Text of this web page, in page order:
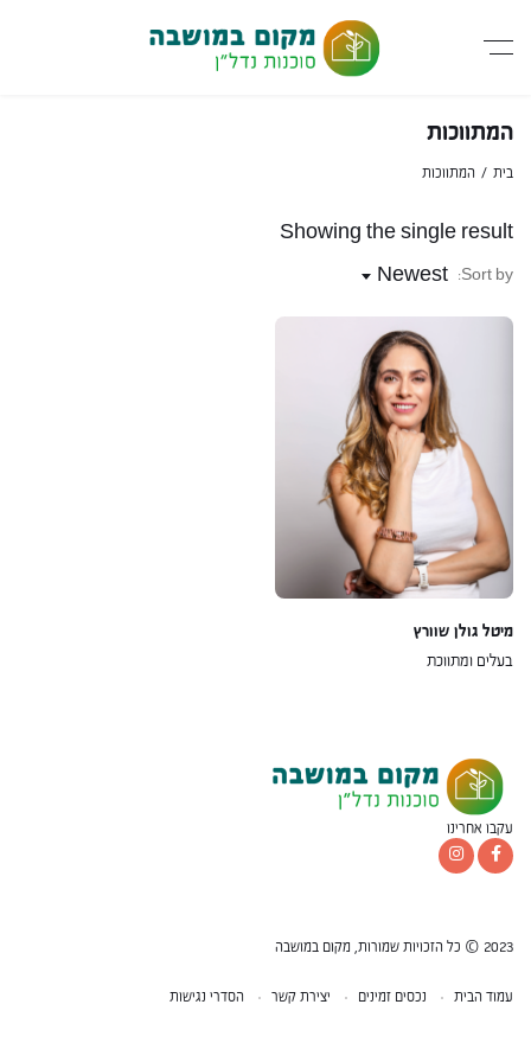
המתווכות
בית המתווכות
Showing the single result
Sort by:
Newest
מיטל גולן שוורץ
בעלים ומתווכת
עקבו אחרינו
2023 © כל הזכויות שמורות, מקום במושבה
עמוד הבית נכסים זמינים יצירת קשר הסדרי נגישות